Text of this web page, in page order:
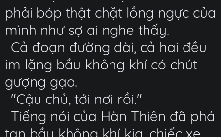
phải bóp thật chặt lồng ngực của
mình như sợ ai nghe thấy.
Cả đoạn đường dài, cả hai đều
im lặng bầu không khí có chút
gượng gạo.
"Cậu chủ, tới nơi rồi."
Tiếng nói của Hàn Thiên đã phá
tan bầu không khí kia, chiếc xe